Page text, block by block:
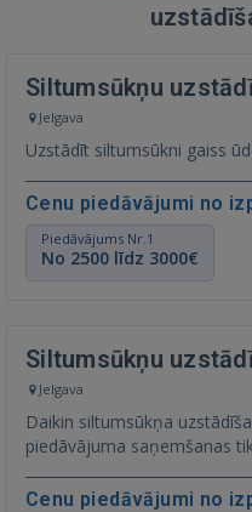
Siltumsūkņu
Jelgava
Uzstādīt siltumsūkni gaiss
Cenu piedāvājumi no
Piedāvājums Nr.1
No 2500 līdz 3000€
Siltumsūkņu
Jelgava
Daikin siltumsūkņa
piedāvājuma saņemšanas
Cenu piedāvājumi no